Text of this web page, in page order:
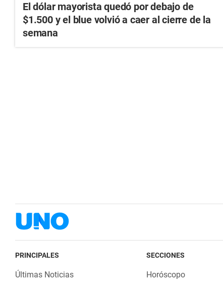
El dólar mayorista quedó por debajo de
$1.500 y el blue volvió a caer al cierre de la
semana
PRINCIPALES
Últimas Noticias
SECCIONES
Horóscopo